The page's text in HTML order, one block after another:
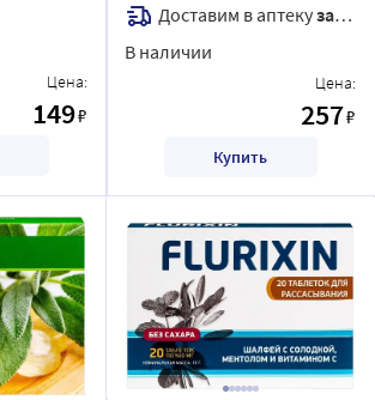
Цена:
149₽
Доставим в аптекузавтра
В наличии
Цена:
257₽
Купить